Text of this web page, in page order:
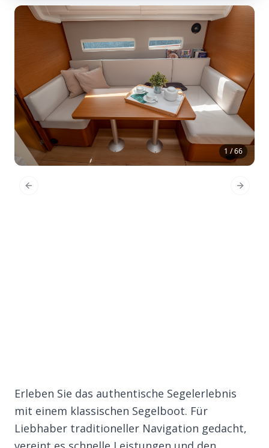
1 / 66
Previous Slide Next
Erleben Sie das authentische Segelerlebnis
mit einem klassischen Segelboot. Für
Liebhaber traditioneller Navigation gedacht,